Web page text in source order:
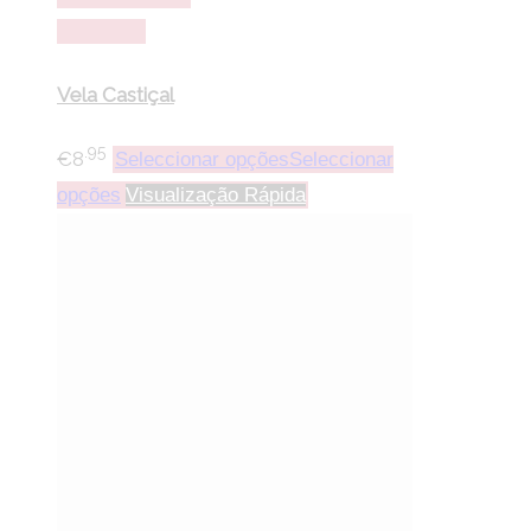
Vela Castiçal
€8.95 Seleccionar opçõesSeleccionar
opções Visualização Rápida